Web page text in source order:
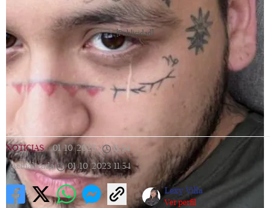
[Publicidad]
NOTICIAS | 01/10/2023 11:54
Actualizada
01/10/2023 11:54
Lexy Villa
Ver perfil